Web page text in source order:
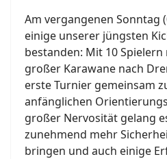
Am vergangenen Sonntag
einige unserer jüngsten
bestanden: Mit 10
großer Karawane nach
erste Turnier gemeinsam
anfänglichen
großer Nervosität gelang
zunehmend mehr
bringen und auch einige